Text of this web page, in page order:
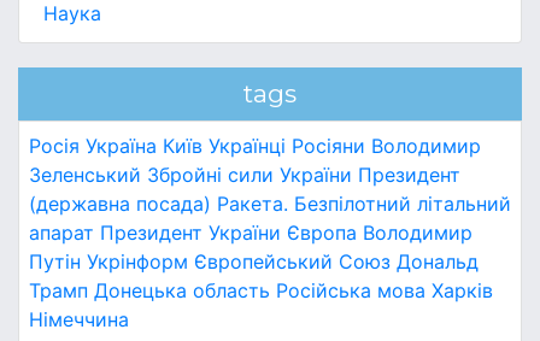
Наука
tags
Росія Україна Київ Українці Росіяни Володимир
Зеленський Збройні сили України Президент
(державна посада) Ракета. Безпілотний літальний
апарат Президент України Європа Володимир
Путін Укрінформ Європейський Союз Дональд
Трамп Донецька область Російська мова Харків
Німеччина